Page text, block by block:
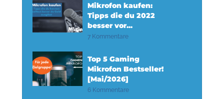
Mikrofon kaufen:
Tipps die du 2022
besser vor...
7 Kommentare
Top 5 Gaming
Mikrofon Bestseller!
[Mai/2026]
6 Kommentare